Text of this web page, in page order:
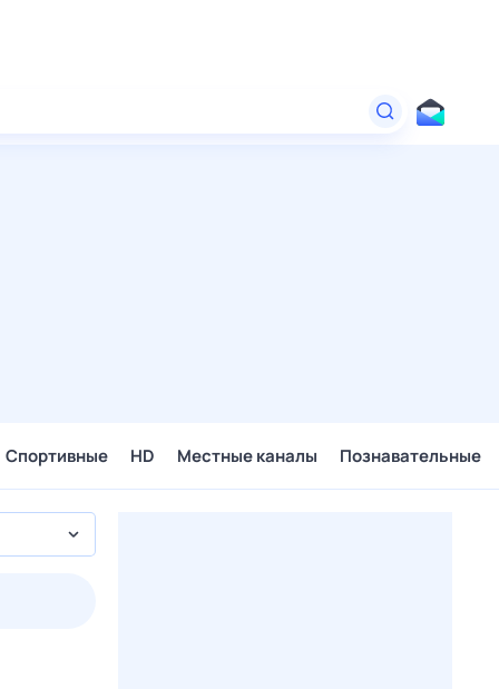
Спортивные HD Местные каналы Познавательные